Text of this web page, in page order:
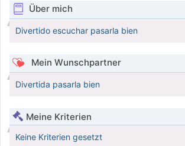
Über mich
Divertido escuchar pasarla bien
Mein Wunschpartner
Divertida pasarla bien
Meine Kriterien
Keine Kriterien gesetzt